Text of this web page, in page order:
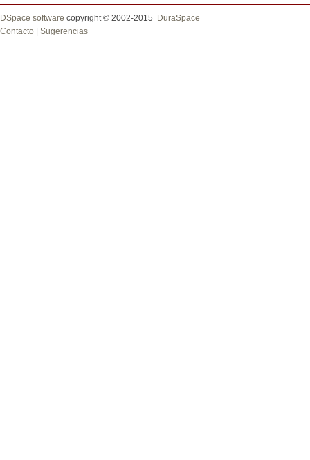
DSpace software copyright © 2002-2015
DuraSpace
Contacto
Sugerencias